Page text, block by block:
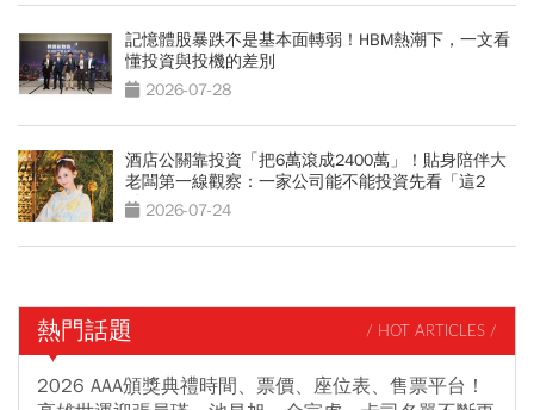
記憶體股暴跌不是基本面轉弱！HBM熱潮下，一文看
懂投資與投機的差別
2026-07-28
酒店公關靠投資「把6萬滾成2400萬」！貼身陪伴大
老闆第一線觀察：一家公司能不能投資先看「這2
點」2026-07-24
熱門話題 / HOT ARTICLES /
2026 AAA頒獎典禮時間、票價、座位表、售票平台！